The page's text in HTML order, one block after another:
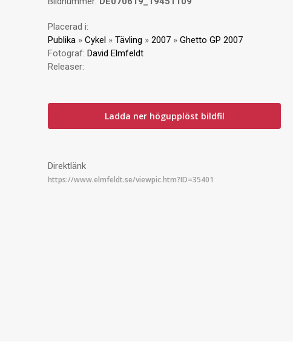
Placerad i:
Publika »Cykel »Tävling »2007 »Ghetto GP 2007
Fotograf:David Elmfeldt
Releaser:
Ladda ner högupplöst bildfil
Direktlänk